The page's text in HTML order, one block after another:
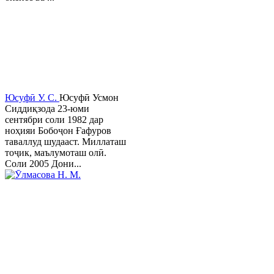
Юсуфӣ У. C. Юсуфӣ Усмон
Сиддиқзода 23-юми
сентябри соли 1982 дар
ноҳияи Бобоҷон Ғафуров
таваллуд шудааст. Миллаташ
тоҷик, маълумоташ олӣ.
Соли 2005 Дони...